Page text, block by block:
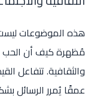
هذه الموضوعات ليست
مُظهرة كيف أن الحب
والثقافية. تتفاعل
عمقًا يُمرر الرسائل